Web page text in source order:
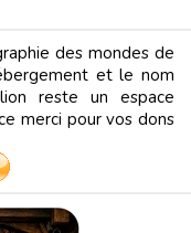
des mondes de
et le nom
reste un espace
merci pour vos dons